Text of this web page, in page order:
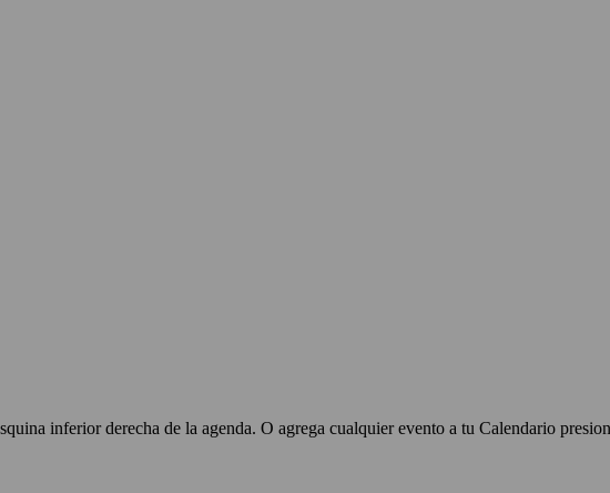
inferior derecha de la agenda. O agrega cualquier evento a tu Calendario